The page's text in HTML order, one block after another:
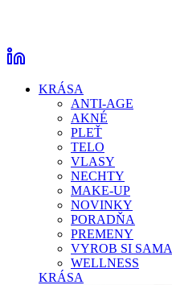
KRÁSA
ANTI-AGE
AKNÉ
PLEŤ
TELO
VLASY
NECHTY
MAKE-UP
NOVINKY
PORADŇA
PREMENY
VYROB SI SAMA
WELLNESS
KRÁSA